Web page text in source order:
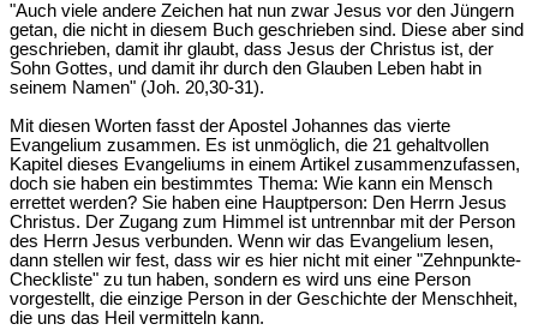
"Auch viele andere Zeichen hat nun zwar Jesus vor den Jüngern
getan, die nicht in diesem Buch geschrieben sind. Diese aber sind
geschrieben, damit ihr glaubt, dass Jesus der Christus ist, der
Sohn Gottes, und damit ihr durch den Glauben Leben habt in
seinem Namen" (Joh. 20,30-31).
Mit diesen Worten fasst der Apostel Johannes das vierte
Evangelium zusammen. Es ist unmöglich, die 21 gehaltvollen
Kapitel dieses Evangeliums in einem Artikel zusammenzufassen,
doch sie haben ein bestimmtes Thema: Wie kann ein Mensch
errettet werden? Sie haben eine Hauptperson: Den Herrn Jesus
Christus. Der Zugang zum Himmel ist untrennbar mit der Person
des Herrn Jesus verbunden. Wenn wir das Evangelium lesen,
dann stellen wir fest, dass wir es hier nicht mit einer "Zehnpunkte-
Checkliste" zu tun haben, sondern es wird uns eine Person
vorgestellt, die einzige Person in der Geschichte der Menschheit,
die uns das Heil vermitteln kann.